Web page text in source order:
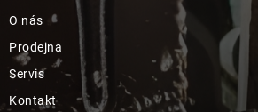
O nás
Prodejna
Servis
Kontakt